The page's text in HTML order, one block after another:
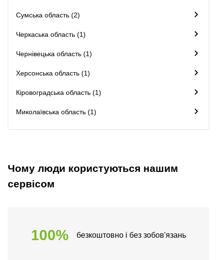
Сумська область (2)
Черкаська область (1)
Чернівецька область (1)
Херсонська область (1)
Кіровоградська область (1)
Миколаївська область (1)
Чому люди користуються нашим
сервісом
100% безкоштовно і без зобов'язань